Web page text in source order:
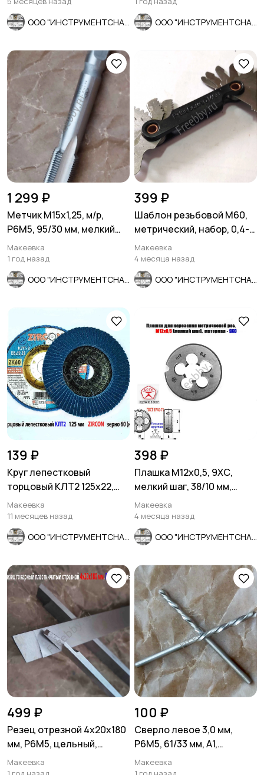
1 299 ₽
Метчик М15х1,25, м/р,
Р6М5, 95/30 мм, мелкий
шаг, проходной, исп 2, ГО
Макеевка
1 год назад
399 ₽
Шаблон резьбовой М60,
метрический, набор, 0,4-
6,0 мм, 20 пластин.
Макеевка
4 месяца назад
139 ₽
Круг лепестковый
торцовый КЛТ2 125х22,
Zircon, зерно 60, ZK,
крупное.
Макеевка
11 месяцев назад
398 ₽
Плашка М12х0,5, 9ХС,
мелкий шаг, 38/10 мм,
ГОСТ 7740-71, сдел в
СССР.
Макеевка
4 месяца назад
499 ₽
Резец отрезной 4х20х180
мм, Р6М5, цельный,
пластинчатый.
Макеевка
100 ₽
Сверло левое 3,0 мм,
Р6М5, 61/33 мм, А1,
шлифованное, ГОСТ
10902-77.
Макеевка